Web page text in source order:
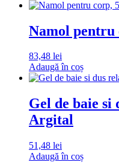
Namol pentru
83,48 lei
Adaugă în coș
Gel de baie si
Argital
51,48 lei
Adaugă în coș